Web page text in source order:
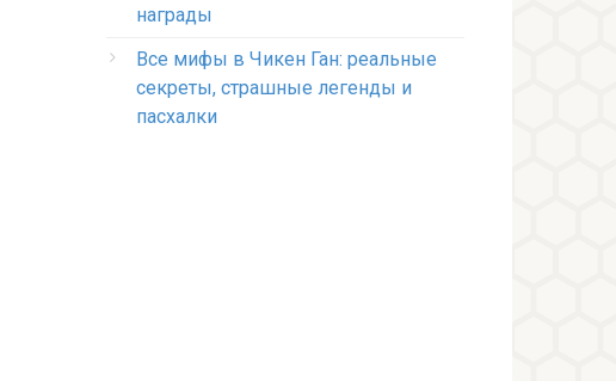
награды
Все мифы в Чикен Ган: реальные
секреты, страшные легенды и
пасхалки